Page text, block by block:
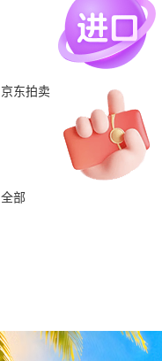
京东拍卖
全部